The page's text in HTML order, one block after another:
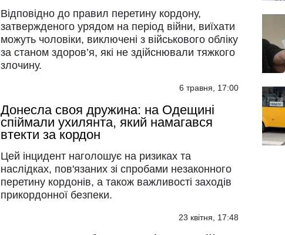
Відповідно до правил перетину кордону,
затвержденого урядом на період війни, виїхати
можуть чоловіки, виключені з військового обліку
за станом здоров’я, які не здійснювали тяжкого
злочину.
6 травня, 17:00
Донесла своя дружина: на Одещині
спіймали ухилянта, який намагався
втекти за кордон
Цей інцидент наголошує на ризиках та
наслідках, пов'язаних зі спробами незаконного
перетину кордонів, а також важливості заходів
прикордонної безпеки.
23 квітня, 17:48